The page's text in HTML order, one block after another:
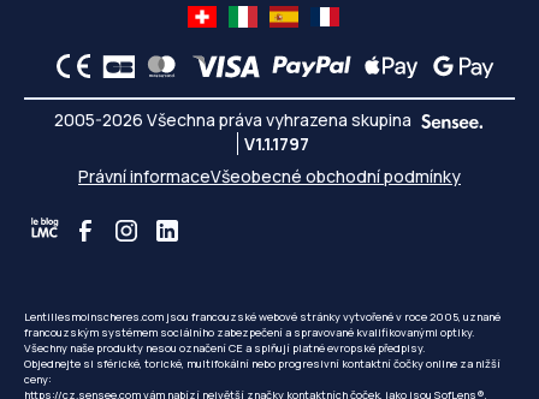
2005-2026 Všechna práva vyhrazena skupina
V1.1.1797
Právní informaceVšeobecné obchodní podmínky
Lentillesmoinscheres.com jsou francouzské webové stránky vytvořené v roce 2005, uznané
francouzským systémem sociálního zabezpečení a spravované kvalifikovanými optiky.
Všechny naše produkty nesou označení CE a splňují platné evropské předpisy.
Objednejte si sférické, torické, multifokální nebo progresivní kontaktní čočky online za nižší
ceny:
https://cz.sensee.comvám nabízí největší značky kontaktních čoček, jako jsou SofLens®,